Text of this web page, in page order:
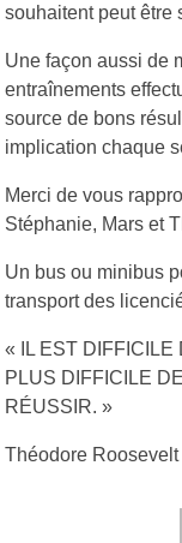
souhaitent peut être
Une façon aussi de
entraînements
source de bons
implication chaque
Merci de vous
Stéphanie, Mars et
Un bus ou minibus
transport des
« IL EST DIFFICILE
PLUS DIFFICILE
RÉUSSIR. »
Théodore Roosevelt